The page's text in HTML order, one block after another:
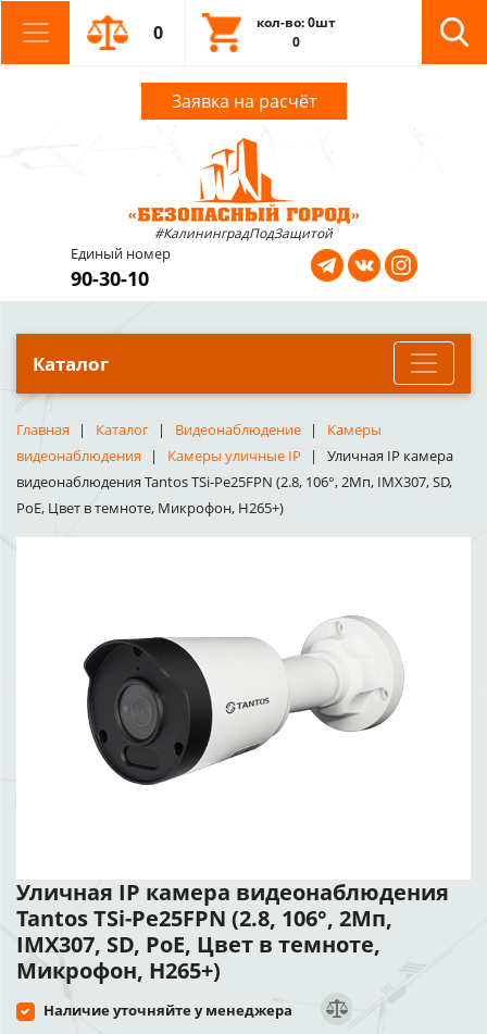
0
кол-во: 0шт
0
Заявка на расчёт
#КалининградПодЗащитой
Единый номер
90-30-10
Каталог
Главная Каталог Видеонаблюдение
Камеры
видеонаблюдения
Камеры уличные IP
Уличная IP камера
видеонаблюдения Tantos TSi-Pe25FPN (2.8, 106°, 2Мп, IMX307, SD,
PoE, Цвет в темноте, Микрофон, H265+)
Уличная IP камера видеонаблюдения
Tantos TSi-Pe25FPN (2.8, 106°, 2Мп,
IMX307, SD, PoE, Цвет в темноте,
Микрофон, H265+)
Наличие уточняйте у менеджера